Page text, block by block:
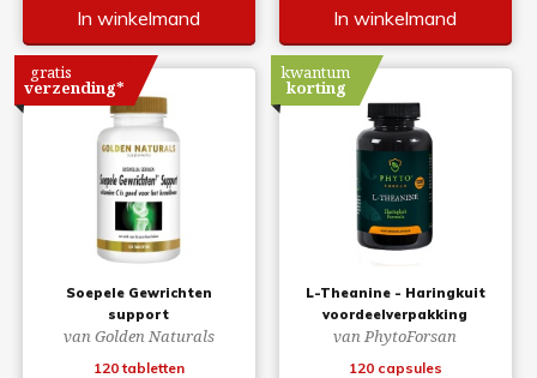
In winkelmand In winkelmand
Soepele Gewrichten
support
van Golden Naturals
120 tabletten
gratis
verzending*
L-Theanine - Haringkuit
voordeelverpakking
van PhytoForsan
120 capsules
kwantum
korting